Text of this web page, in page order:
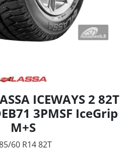
ICEWAYS 2 82T
3PMSF IceGrip
M+S
60 R14 82T